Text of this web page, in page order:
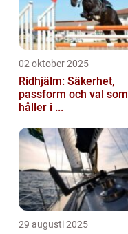
02 oktober 2025
Ridhjälm: Säkerhet,
passform och val som
håller i ...
29 augusti 2025